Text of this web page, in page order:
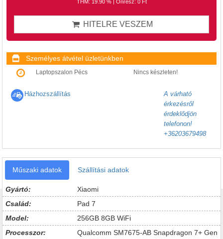
THM: 19.90 % | Önrész: 0 Ft
HITELRE VESZEM
Személyes átvétel üzletünkben
Laptopszalon Pécs Nincs készleten!
Házhozszállítás
A várható
érkezésről
érdeklődjön
telefonon!
+36203679498
Műszaki adatok Szállítási adatok
Gyártó:
Xiaomi
Család:
Pad 7
Model:
256GB 8GB WiFi
Processzor:
Qualcomm SM7675-AB Snapdragon 7+ Gen